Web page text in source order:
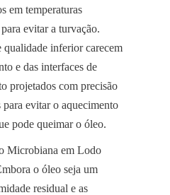
em temperaturas
evitar a turvação.
qualidade inferior carecem
e das interfaces de
projetados com precisão
para evitar o aquecimento
pode queimar o óleo.
Microbiana em Lodo
o óleo seja um
residual e as